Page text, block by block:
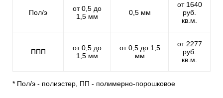
Пол/э
от 0,5 до
1,5 мм
0,5 мм
от 1640
руб.
кв.м.
ППП
от 0,5 до
1,5 мм
от 0,5 до 1,5
мм
от 2277
руб.
кв.м.
* Пол/э - полиэстер, ПП - полимерно-порошковое